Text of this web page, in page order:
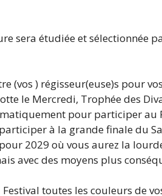
sera étudiée et sélectionnée
(vos ) régisseur(euse)s pour
le Mercredi, Trophée des
pour participer au
à la grande finale du
2029 où vous aurez la
avec des moyens plus
toutes les couleurs de